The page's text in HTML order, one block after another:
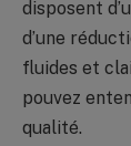
disposent
d’une
fluides et
pouvez
qualité.